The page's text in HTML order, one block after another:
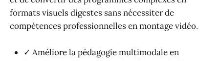
formats visuels digestes sans nécessiter de
compétences professionnelles en montage vidéo.
✓ Améliore la pédagogie multimodale en